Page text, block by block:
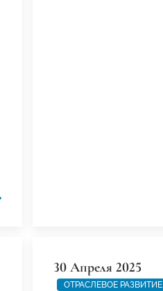
30 Апреля 2025
ОТРАСЛЕВОЕ РАЗВИТИЕ